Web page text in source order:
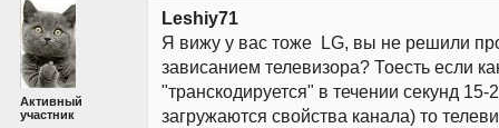
Активный
участник
Leshiy71
Я вижу у вас тоже LG, вы не решили
зависанием телевизора? Тоесть если
"транскодируется" в течении секунд
загружаются свойства канала) то